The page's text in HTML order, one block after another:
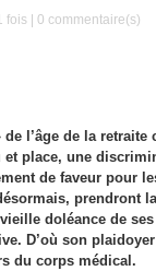
fois |0 commentaire(s)
l’âge de la
place, une
de faveur pour
prendront
doléance de
D’où son
du corps médical.